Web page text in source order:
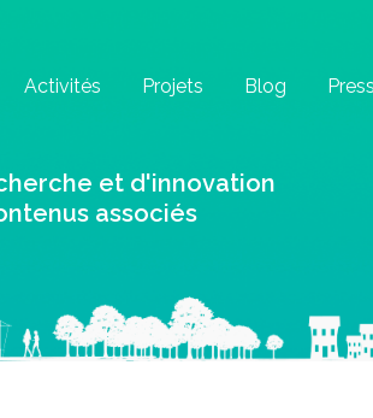
Activités Projets Blog
et d'innovation
associés